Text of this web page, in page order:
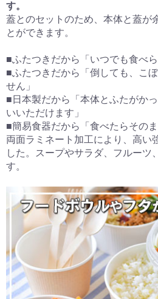
す。
蓋とのセットのため、本体と蓋が
とができます。
■ふたつきだから「いつでも食べら
■ふたつきだから「倒しても、こ
せん」
■日本製だから「本体とふたがか
いいただけます」
■簡易食器だから「食べたらそのま
両面ラミネート加工により、高い
した。スープやサラダ、フルーツ
す。